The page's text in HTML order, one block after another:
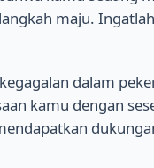
maju.
dalam
kamu dengan